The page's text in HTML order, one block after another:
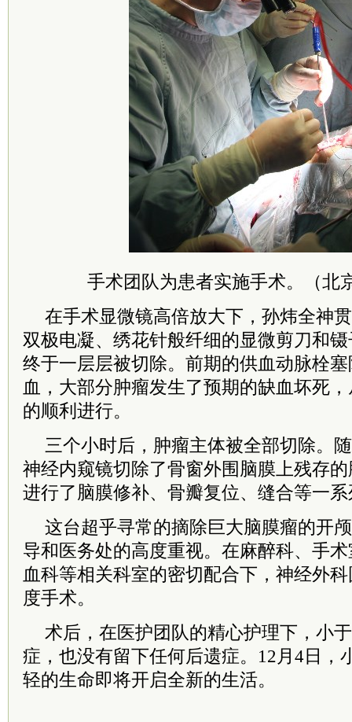
手术团队为患者实施手术。（北
在手术显微镜高倍放大下，孙炜全神
双极电凝、绣花针般纤细的显微剪刀和
终于一层层被切除。前期的供血动脉栓
血，大部分肿瘤发生了预期的缺血坏死
的顺利进行。
三个小时后，肿瘤主体被全部切除。
神经内窥镜切除了骨窗外围脑膜上残存
进行了脑膜修补、骨瓣复位、缝合等一
这台超乎寻常的摘除巨大脑膜瘤的开
导和医务处的高度重视。在麻醉科、手
血科等相关科室的密切配合下，神经外
度手术。
术后，在医护团队的精心护理下，小
症，也没有留下任何后遗症。12月4日，
轻的生命即将开启全新的生活。